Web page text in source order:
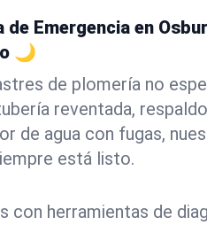
de Emergencia en
🌙
de plomería no
reventada,
de agua con fugas,
está listo.
con herramientas de